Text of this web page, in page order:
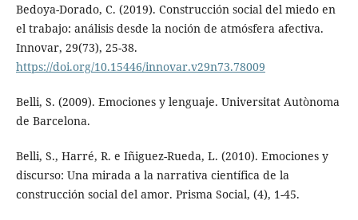
Bedoya-Dorado, C. (2019). Construcción social del miedo en
el trabajo: análisis desde la noción de atmósfera afectiva.
Innovar, 29(73), 25-38.
https://doi.org/10.15446/innovar.v29n73.78009
Belli, S. (2009). Emociones y lenguaje. Universitat Autònoma
de Barcelona.
Belli, S., Harré, R. e Iñiguez-Rueda, L. (2010). Emociones y
discurso: Una mirada a la narrativa científica de la
construcción social del amor. Prisma Social, (4), 1-45.